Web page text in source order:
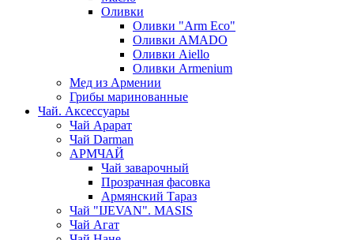
Оливки
Оливки "Arm Eco"
Оливки AMADO
Оливки Aiello
Оливки Armenium
Мед из Армении
Грибы маринованные
Чай. Аксессуары
Чай Арарат
Чай Darman
АРМЧАЙ
Чай заварочный
Прозрачная фасовка
Армянский Тараз
Чай "IJEVAN". MASIS
Чай Агат